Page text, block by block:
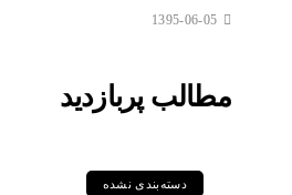
1395-06-05
مطالب پربازدید
دسته‌بندی نشده